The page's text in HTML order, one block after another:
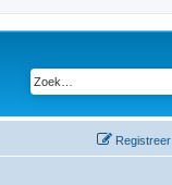
Registreer